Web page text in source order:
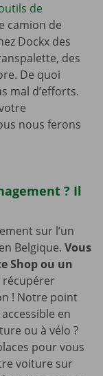
de
camion de
Dockx des
des
De quoi
mal d’efforts.
nous ferons
? Il
sur l’un
Belgique. Vous
Shop ou un
récupérer
! Notre point
en
ou à vélo ?
pour vous
voiture sur